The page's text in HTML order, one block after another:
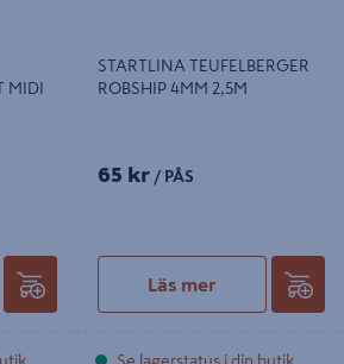
MIDI
STARTLINA TEUFELBERGER
ROBSHIP 4MM 2,5M
65 kr / PÅS
Läs mer